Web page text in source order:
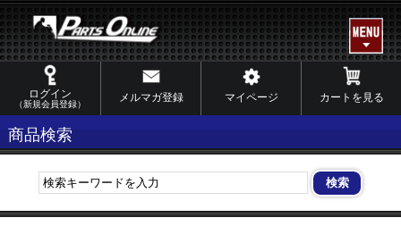
ログイン
（新規会員登録）
メルマガ登録 マイページ カートを見る
商品検索